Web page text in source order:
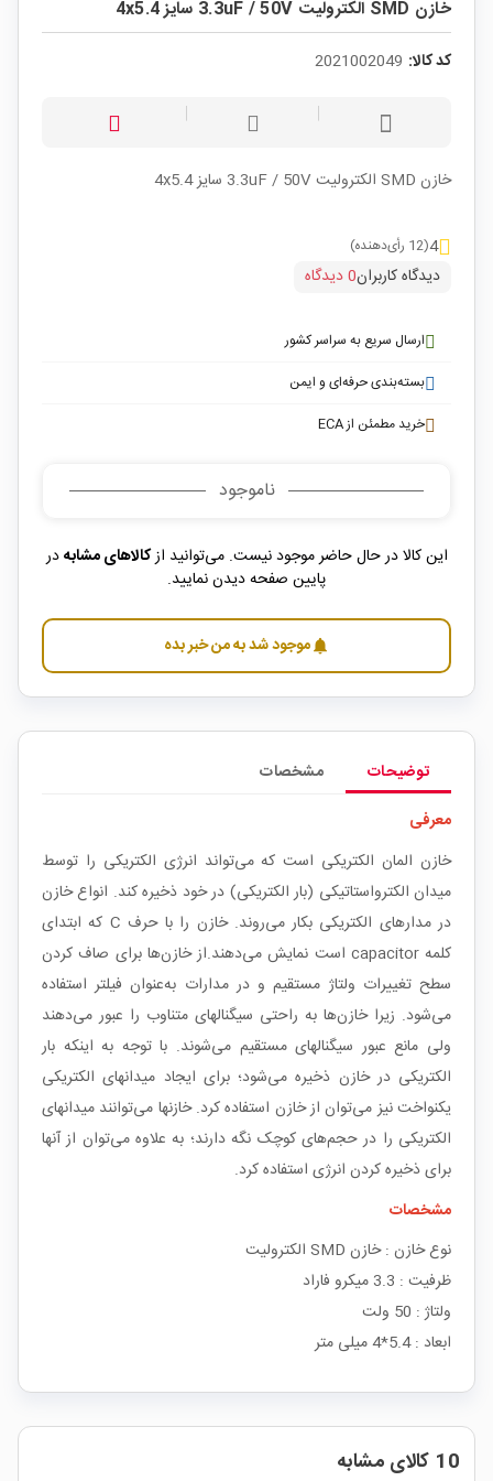
خازن SMD الکترولیت 3.3uF / 50V سایز 4x5.4
کد کالا: 2021002049
خازن SMD الکترولیت 3.3uF / 50V سایز 4x5.4
4(12 رأی‌دهنده)
دیدگاه کاربران0 دیدگاه
ارسال سریع به سراسر کشور
بسته‌بندی حرفه‌ای و ایمن
خرید مطمئن از ECA
ناموجود
این کالا در حال حاضر موجود نیست. می‌توانید ازکالاهای مشابهدر
پایین صفحه دیدن نمایید.
notificationsموجود شد به من خبر بده
توضیحات
مشخصات
معرفی
خازن المان الکتریکی است که می‌تواند انرژی الکتریکی را توسط
میدان الکترواستاتیکی (بار الکتریکی) در خود ذخیره کند. انواع خازن
در مدارهای الکتریکی بکار می‌روند. خازن را با حرف C که ابتدای
کلمه capacitor است نمایش می‌دهند.از خازن‌ها برای صاف کردن
سطح تغییرات ولتاژ مستقیم و در مدارات به‌عنوان فیلتر استفاده
می‌شود. زیرا خازن‌ها به راحتی سیگنالهای متناوب را عبور می‌دهند
ولی مانع عبور سیگنالهای مستقیم می‌شوند. با توجه به اینکه بار
الکتریکی در خازن ذخیره می‌شود؛ برای ایجاد میدانهای الکتریکی
یکنواخت نیز می‌توان از خازن استفاده کرد. خازنها می‌توانند میدانهای
الکتریکی را در حجم‌های کوچک نگه دارند؛ به علاوه می‌توان از آنها
برای ذخیره کردن انرژی استفاده کرد.
مشخصات
نوع خازن : خازن SMD الکترولیت
ظرفیت : 3.3 میکرو فاراد
ولتاژ : 50 ولت
ابعاد : 5.4*4 میلی متر
10 کالای مشابه